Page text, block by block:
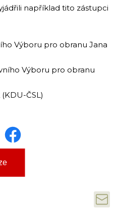
například tito zástupci
Výboru pro obranu Jana
Výboru pro obranu
ČSL)